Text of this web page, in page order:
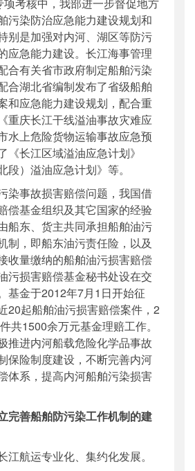
项考核中，我部进一步督促地方
污染防治应急能力建设规划和
别是加强对内河、湖区等防污
应急能力建设。长江海事管理
合有关省市政府制定船舶污染
合湖北省编制发布了省级船舶
和应急能力建设规划，配合重
重庆长江干线溢油事故灾难应
水上危险货物运输事故应急预
《长江区域溢油应急计划》
段）溢油应急计划》等。
染事故损害赔偿问题，我国借
偿基金组织及其它国家的经验
船东、货主共同承担船舶油污
制，即船东油污责任险，以及
收量缴纳的船舶油污损害赔偿
污损害赔偿基金秘书处设在交
基金于2012年7月1日开始征
20起船舶油污损害赔偿案件，2
共1500余万元基金理赔工作。
推进内河船载危险化学品事故
保险制度建设，不断完善内河
体系，提高内河船舶污染损害
完善船舶防污染工作机制的建
江航运专业化、集约化发展。